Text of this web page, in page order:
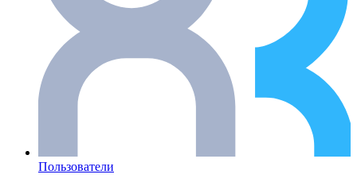
Пользователи